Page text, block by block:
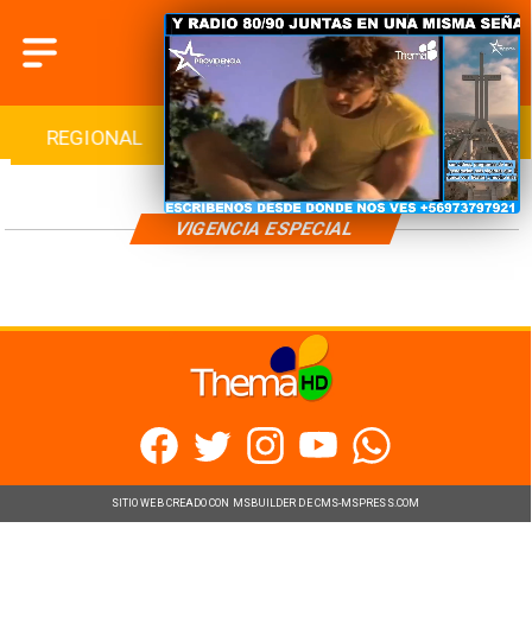
REGIONAL INTERNACIONAL DEPORTES
VIGENCIA ESPECIAL
SITIO WEB CREADO CON MSBUILDER DE CMS-MSPRESS.COM